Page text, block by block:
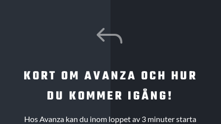
J
KORT OM AVANZA OCH HUR
DU KOMMER IGÅNG!
Hos Avanza kan du inom loppet av 3 minuter starta